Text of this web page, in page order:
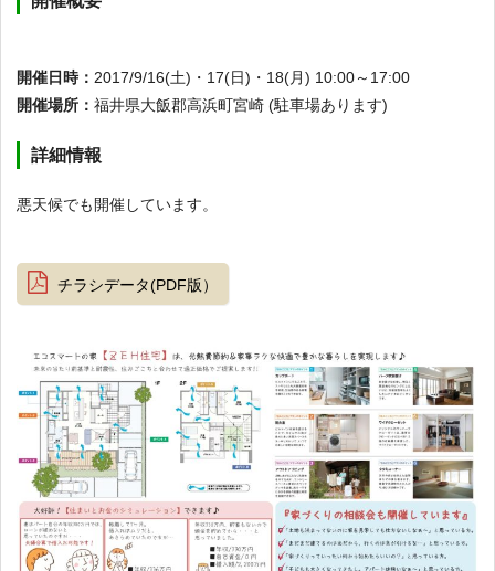
開催日時： 2017/9/16(土)・17(日)・18(月) 10:00～17:00
開催場所： 福井県大飯郡高浜町宮崎 (駐車場あります)
詳細情報
悪天候でも開催しています。
チラシデータ(PDF版）